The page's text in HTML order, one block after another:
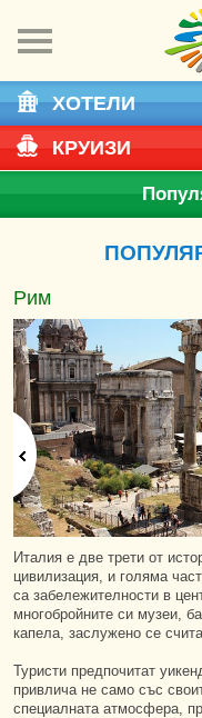
ХОТЕЛИ
КРУИЗИ
Рим
Италия е две трети от
цивилизация, и голяма
са забележителности в
многобройните си музеи,
капела, заслужено се
Туристи предпочитат
привлича не само със
специалната атмосфера,